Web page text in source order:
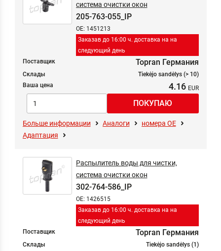
Заказав до 16:00 ч. доставка на на
следующий день
система очистки окон
205-763-055_IP
OE: 1451213
Поставщик Topran Германия
Склады
Tiekėjo sandėlys (> 10)
Ваша цена
4.16
Больше информации Аналоги
номера ОЕ
Адаптация
Заказав до 16:00 ч. доставка на на
следующий день
Распылитель воды для чистки,
система очистки окон
302-764-586_IP
OE: 1426515
Поставщик Topran Германия
Склады
Tiekėjo sandėlys (1)